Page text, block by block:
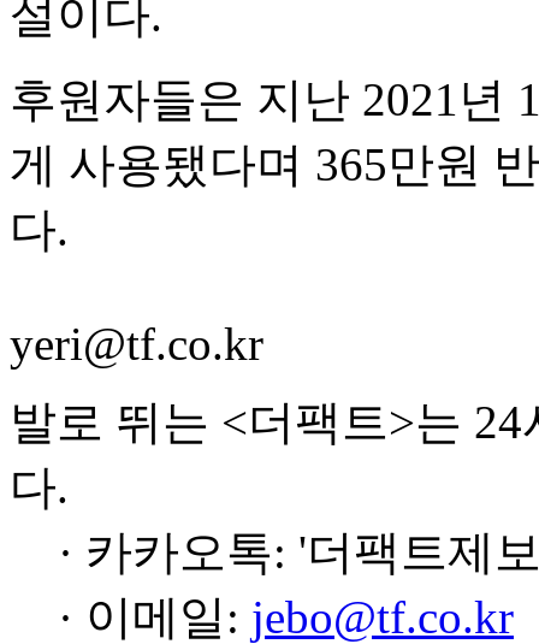
설이다.
후원자들은 지난 2021년
게 사용됐다며 365만원
다.
yeri@tf.co.kr
발로 뛰는 <더팩트>는
다.
· 카카오톡: '더팩트제
· 이메일: jebo@tf.co.kr